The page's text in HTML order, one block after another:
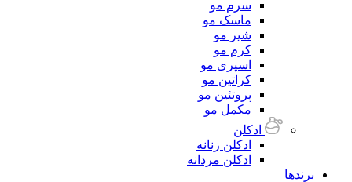
سرم مو
ماسک مو
شیر مو
کرم مو
اسپری مو
کراتین مو
پروتئین مو
مکمل مو
ادکلن
ادکلن زنانه
ادکلن مردانه
برندها